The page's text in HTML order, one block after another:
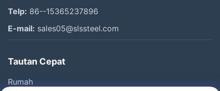
Telp: 86--15365237896
E-mail: sales05@slssteel.com
Tautan Cepat
Rumah